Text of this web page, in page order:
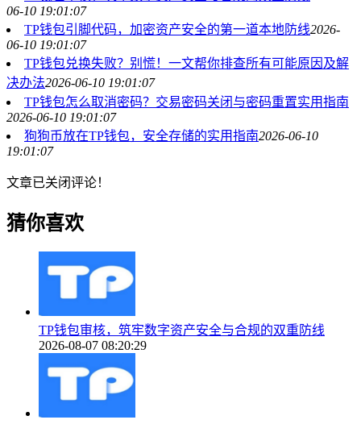
06-10 19:01:07
TP钱包引脚代码，加密资产安全的第一道本地防线2026-
06-10 19:01:07
TP钱包兑换失败？别慌！一文帮你排查所有可能原因及解
决办法2026-06-10 19:01:07
TP钱包怎么取消密码？交易密码关闭与密码重置实用指南
2026-06-10 19:01:07
狗狗币放在TP钱包，安全存储的实用指南2026-06-10
19:01:07
文章已关闭评论！
猜你喜欢
TP钱包审核，筑牢数字资产安全与合规的双重防线
2026-08-07 08:20:29